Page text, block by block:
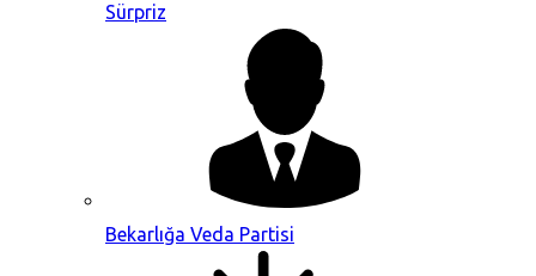
Sürpriz
Bekarlığa Veda Partisi